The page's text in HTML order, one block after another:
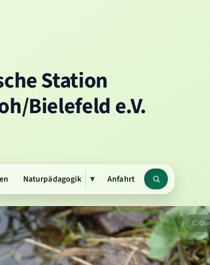
Station
Bielefeld e.V.
Naturpädagogik ▾Untermenü
Anfahrt Suchbegriff
C.